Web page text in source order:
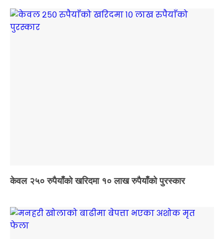
केवल २५० रुपैयाँको खरिदमा १० लाख रुपैयाँको पुरस्कार